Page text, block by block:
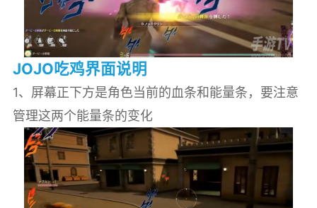
JOJO吃鸡界面说明
1、屏幕正下方是角色当前的血条和能量条，要注意
管理这两个能量条的变化